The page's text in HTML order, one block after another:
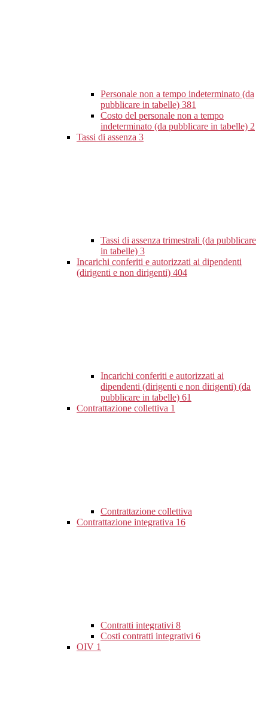
Personale non a tempo indeterminato (da
pubblicare in tabelle) 381
Costo del personale non a tempo
indeterminato (da pubblicare in tabelle) 2
Tassi di assenza 3
Tassi di assenza trimestrali (da pubblicare
in tabelle) 3
Incarichi conferiti e autorizzati ai dipendenti
(dirigenti e non dirigenti) 404
Incarichi conferiti e autorizzati ai
dipendenti (dirigenti e non dirigenti) (da
pubblicare in tabelle) 61
Contrattazione collettiva 1
Contrattazione collettiva
Contrattazione integrativa 16
Contratti integrativi 8
Costi contratti integrativi 6
OIV 1